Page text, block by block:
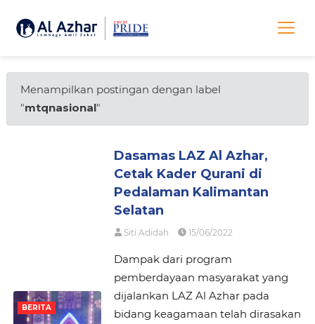
Menampilkan postingan dengan label
"mtqnasional"
BERITA
Dasamas LAZ Al Azhar,
Cetak Kader Qurani di
Pedalaman Kalimantan
Selatan
Siti Adidah 15/06/2022
Dampak dari program
pemberdayaan masyarakat yang
dijalankan LAZ Al Azhar pada
bidang keagamaan telah dirasakan